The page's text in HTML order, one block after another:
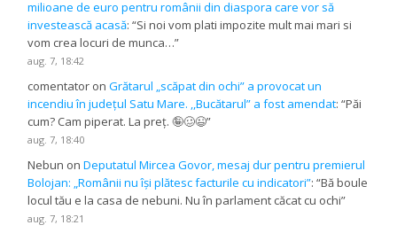
milioane de euro pentru românii din diaspora care vor să
investească acasă: “Si noi vom plati impozite mult mai mari si
vom crea locuri de munca…”
aug. 7, 18:42
comentator onGrătarul „scăpat din ochi” a provocat un
incendiu în județul Satu Mare. ,,Bucătarul” a fost amendat: “Păi
cum? Cam piperat. La preț. 🤪🥴😉”
aug. 7, 18:40
Nebun onDeputatul Mircea Govor, mesaj dur pentru premierul
Bolojan: „Românii nu își plătesc facturile cu indicatori”: “Bă boule
locul tău e la casa de nebuni. Nu în parlament căcat cu ochi”
aug. 7, 18:21